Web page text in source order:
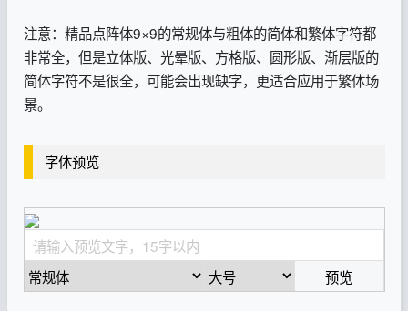
注意：精品点阵体9×9的常规体与粗体的简体和繁体字符都
非常全，但是立体版、光晕版、方格版、圆形版、渐层版的
简体字符不是很全，可能会出现缺字，更适合应用于繁体场
景。
字体预览
预览